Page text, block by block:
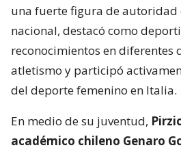
una fuerte figura de autoridad
nacional, destacó como
reconocimientos en diferentes
atletismo y participó
del deporte femenino en Italia.
En medio de su juventud,
académico chileno Genaro